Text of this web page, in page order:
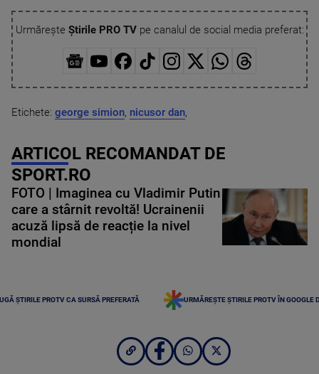
Urmărește Știrile PRO TVpe canalul de social media preferat:
Etichete: george simion, nicusor dan,
ARTICOL RECOMANDAT DE
SPORT.RO
FOTO | Imaginea cu Vladimir Putin
care a stârnit revoltă! Ucrainenii
acuză lipsă de reacție la nivel
mondial
ȘTIRILE PROTV CA SURSĂ PREFERATĂ URMĂREȘTE ȘTIRILE PROTV ÎN GOOGLE